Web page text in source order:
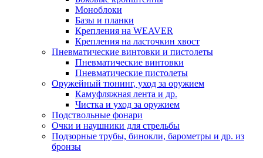
Моноблоки
Базы и планки
Крепления на WEAVER
Крепления на ласточкин хвост
Пневматические винтовки и пистолеты
Пневматические винтовки
Пневматические пистолеты
Оружейный тюнинг, уход за оружием
Камуфляжная лента и др.
Чистка и уход за оружием
Подствольные фонари
Очки и наушники для стрельбы
Подзорные трубы, бинокли, барометры и др. из
бронзы